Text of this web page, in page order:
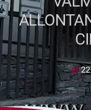
today